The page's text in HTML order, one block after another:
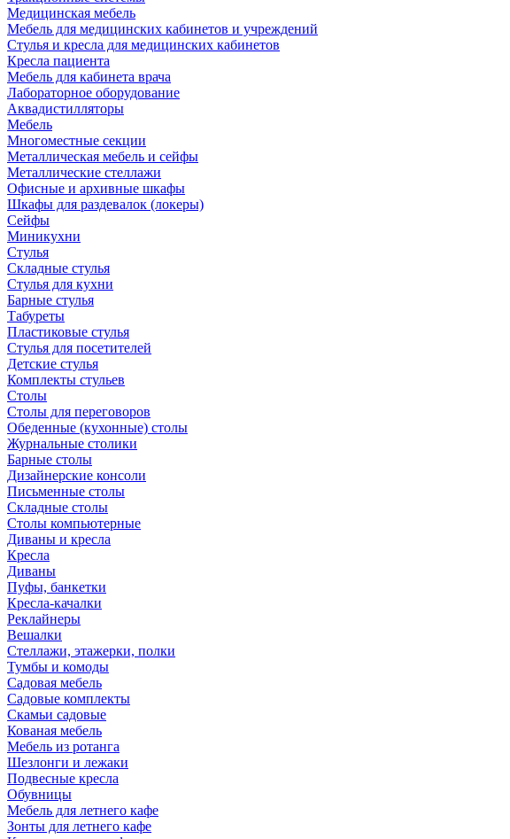
Медицинская мебель
Мебель для медицинских кабинетов и учреждений
Стулья и кресла для медицинских кабинетов
Кресла пациента
Мебель для кабинета врача
Лабораторное оборудование
Аквадистилляторы
Мебель
Многоместные секции
Металлическая мебель и сейфы
Металлические стеллажи
Офисные и архивные шкафы
Шкафы для раздевалок (локеры)
Сейфы
Миникухни
Стулья
Складные стулья
Стулья для кухни
Барные стулья
Табуреты
Пластиковые стулья
Стулья для посетителей
Детские стулья
Комплекты стульев
Столы
Столы для переговоров
Обеденные (кухонные) столы
Журнальные столики
Барные столы
Дизайнерские консоли
Письменные столы
Складные столы
Столы компьютерные
Диваны и кресла
Кресла
Диваны
Пуфы, банкетки
Кресла-качалки
Реклайнеры
Вешалки
Стеллажи, этажерки, полки
Тумбы и комоды
Садовая мебель
Садовые комплекты
Скамьи садовые
Кованая мебель
Мебель из ротанга
Шезлонги и лежаки
Подвесные кресла
Обувницы
Мебель для летнего кафе
Зонты для летнего кафе